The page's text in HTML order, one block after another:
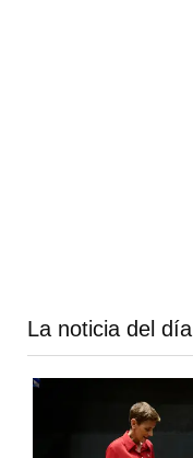
La noticia del día